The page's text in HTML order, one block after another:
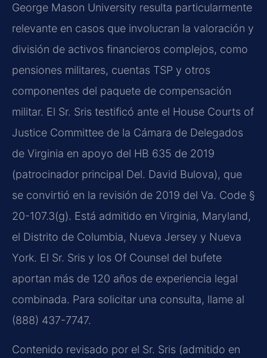
George Mason University resulta particularmente
relevante en casos que involucran la valoración y
división de activos financieros complejos, como
pensiones militares, cuentas TSP y otros
componentes del paquete de compensación
militar. El Sr. Sris testificó ante el House Courts of
Justice Committee de la Cámara de Delegados
de Virginia en apoyo del HB 635 de 2019
(patrocinador principal Del. David Bulova), que
se convirtió en la revisión de 2019 del Va. Code §
20-107.3(g). Está admitido en Virginia, Maryland,
el Distrito de Columbia, Nueva Jersey y Nueva
York. El Sr. Sris y los Of Counsel del bufete
aportan más de 120 años de experiencia legal
combinada. Para solicitar una consulta, llame al
(888) 437-7747.
Contenido revisado por el Sr. Sris (admitido en